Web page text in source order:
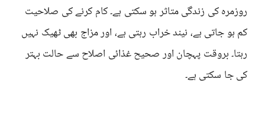
روزمرہ کی زندگی متاثر ہو سکتی ہے۔ کام کرنے کی صلاحیت
کم ہو جاتی ہے، نیند خراب رہتی ہے، اور مزاج بھی ٹھیک نہیں
رہتا۔ بروقت پہچان اور صحیح غذائی اصلاح سے حالت بہتر
کی جا سکتی ہے۔